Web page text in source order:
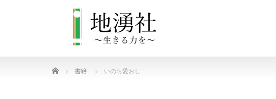
Home 書籍 いのち愛おし